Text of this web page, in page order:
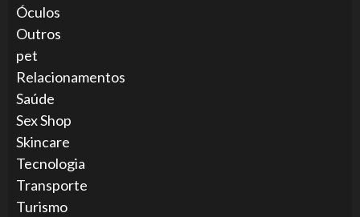
Óculos
Outros
pet
Relacionamentos
Saúde
Sex Shop
Skincare
Tecnologia
Transporte
Turismo